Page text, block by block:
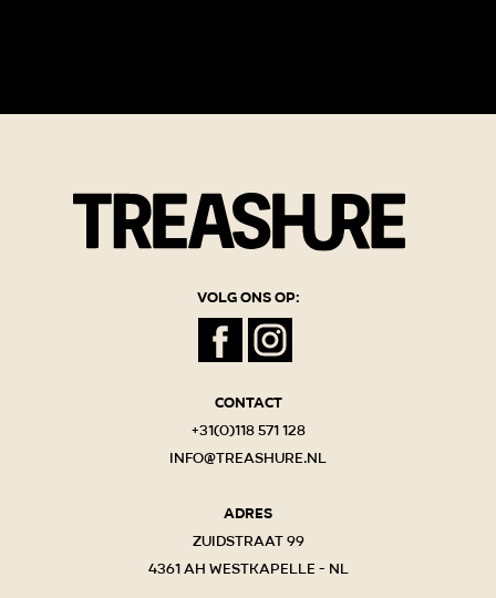
Volg ons op:
Contact
+31(0)118 571 128
info@treashure.nl
Adres
Zuidstraat 99
4361 AH Westkapelle - NL